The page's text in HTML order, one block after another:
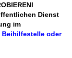
Dienst
im
Beihilfestelle oder